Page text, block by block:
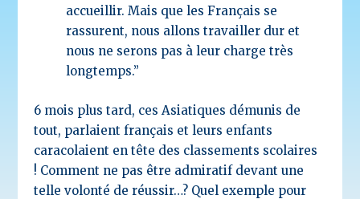
accueillir. Mais que les Français se
rassurent, nous allons travailler dur et
nous ne serons pas à leur charge très
longtemps.”
6 mois plus tard, ces Asiatiques démunis de
tout, parlaient français et leurs enfants
caracolaient en tête des classements scolaires
! Comment ne pas être admiratif devant une
telle volonté de réussir…? Quel exemple pour